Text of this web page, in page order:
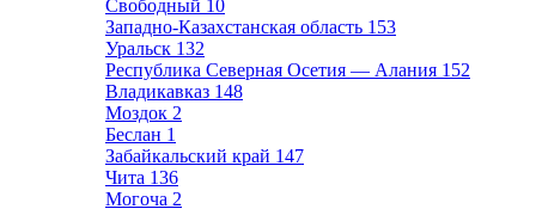
Свободный 10
Западно-Казахстанская область 153
Уральск 132
Республика Северная Осетия — Алания 152
Владикавказ 148
Моздок 2
Беслан 1
Забайкальский край 147
Чита 136
Могоча 2